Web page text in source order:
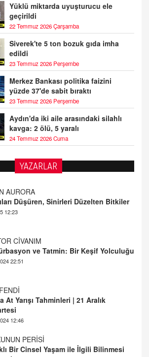
Yüklü miktarda uyuşturucu ele
geçirildi
22 Temmuz 2026 Çarşamba
Siverek'te 5 ton bozuk gıda imha
edildi
23 Temmuz 2026 Perşembe
Merkez Bankası politika faizini
yüzde 37'de sabit bıraktı
23 Temmuz 2026 Perşembe
Aydın'da iki aile arasındaki silahlı
kavga: 2 ölü, 5 yaralı
24 Temmuz 2026 Cuma
YAZARLAR
CİVANIM
ve Tatmin: Bir Keşif Yolculuğu
22:51
At Yarışı Tahminleri | 21 Aralık
PERİSİ
Bir Cinsel Yaşam ile İlgili Bilinmesi
13:16
ÖNALAN
Onaylanmasaydı…